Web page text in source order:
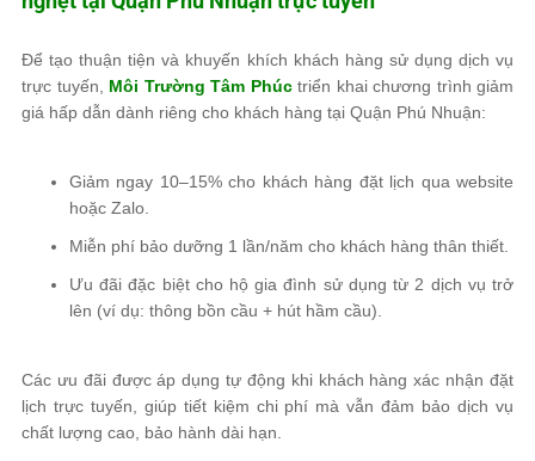
Để tạo thuận tiện và khuyến khích khách hàng sử dụng dịch vụ
trực tuyến, Môi Trường Tâm Phúctriển khai chương trình giảm
giá hấp dẫn dành riêng cho khách hàng tại Quận Phú Nhuận:
Giảm ngay 10–15% cho khách hàng đặt lịch qua website
hoặc Zalo.
Miễn phí bảo dưỡng 1 lần/năm cho khách hàng thân thiết.
Ưu đãi đặc biệt cho hộ gia đình sử dụng từ 2 dịch vụ trở
lên (ví dụ: thông bồn cầu + hút hầm cầu).
Các ưu đãi được áp dụng tự động khi khách hàng xác nhận đặt
lịch trực tuyến, giúp tiết kiệm chi phí mà vẫn đảm bảo dịch vụ
chất lượng cao, bảo hành dài hạn.